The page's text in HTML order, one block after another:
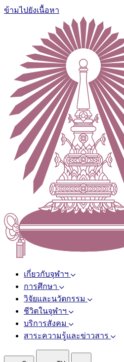
ข้ามไปยังเนื้อหา
เกี่ยวกับจุฬาฯ
การศึกษา
วิจัยและนวัตกรรม
ชีวิตในจุฬาฯ
บริการสังคม
สาระความรู้และข่าวสาร